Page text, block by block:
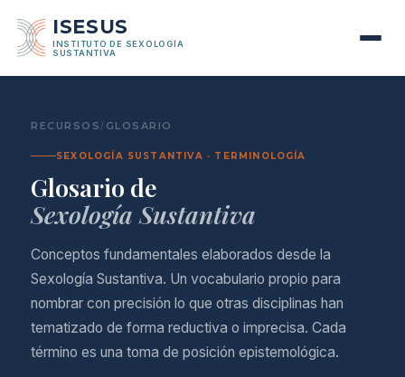
ISESUS
INSTITUTO DE SEXOLOGÍA
SUSTANTIVA
RECURSOS/ GLOSARIO
SEXOLOGÍA SUSTANTIVA · TERMINOLOGÍA
Glosario de
Sexología Sustantiva
Conceptos fundamentales elaborados desde la
Sexología Sustantiva. Un vocabulario propio para
nombrar con precisión lo que otras disciplinas han
tematizado de forma reductiva o imprecisa. Cada
término es una toma de posición epistemológica.